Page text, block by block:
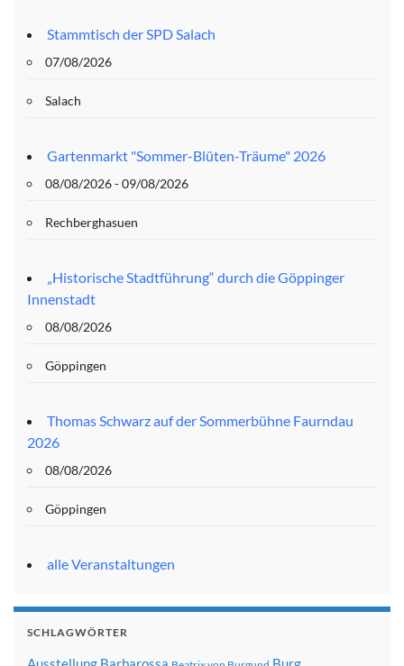
Stammtisch der SPD Salach
07/08/2026
Salach
Gartenmarkt "Sommer-Blüten-Träume" 2026
08/08/2026 - 09/08/2026
Rechberghasuen
„Historische Stadtführung“ durch die Göppinger
Innenstadt
08/08/2026
Göppingen
Thomas Schwarz auf der Sommerbühne Faurndau
2026
08/08/2026
Göppingen
alle Veranstaltungen
SCHLAGWÖRTER